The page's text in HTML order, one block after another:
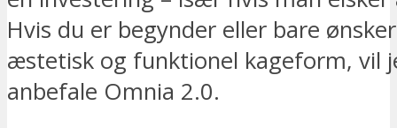
Hvis du er begynder eller bare
æstetisk og funktionel kageform, vil
anbefale Omnia 2.0.